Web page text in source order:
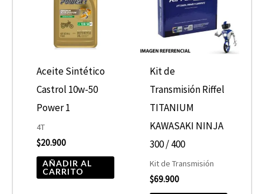
Aceite Sintético
Castrol 10w-50
Power 1
4T
$20.900
AÑADIR AL
CARRITO
Kit de
Transmisión Riffel
TITANIUM
KAWASAKI NINJA
300 / 400
Kit de Transmisión
$69.900